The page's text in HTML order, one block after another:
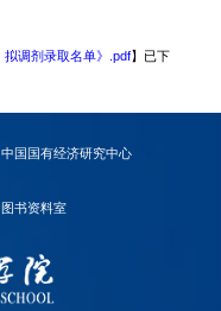
拟调剂录取名单》.pdf】已下
中国国有经济研究中心
图书资料室